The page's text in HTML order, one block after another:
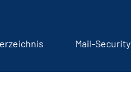
Mail-Security